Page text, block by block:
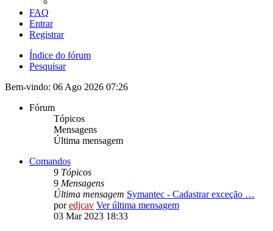
FAQ
Entrar
Registrar
Índice do fórum
Pesquisar
Bem-vindo: 06 Ago 2026 07:26
Fórum
Tópicos
Mensagens
Última mensagem
Comandos
9 Tópicos
9 Mensagens
Última mensagem Symantec - Cadastrar exceção …
poredjcav Ver última mensagem
03 Mar 2023 18:33